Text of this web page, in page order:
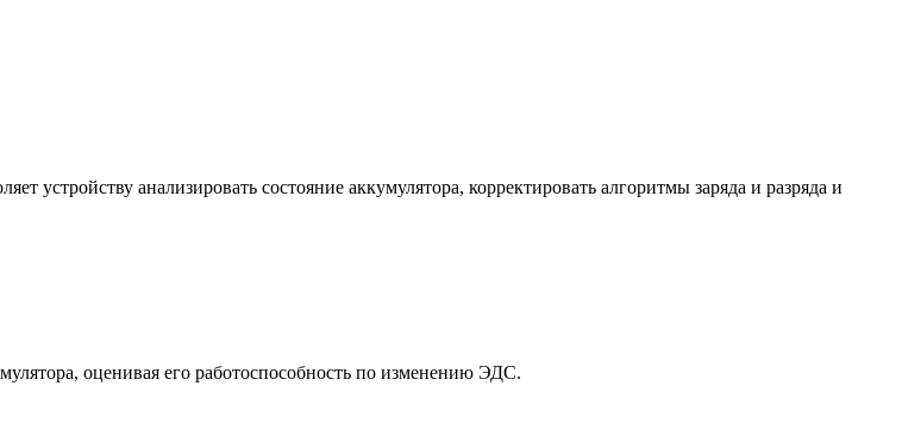
анализировать состояние аккумулятора, корректировать алгоритмы заряда и разряда и
оценивая его работоспособность по изменению ЭДС.